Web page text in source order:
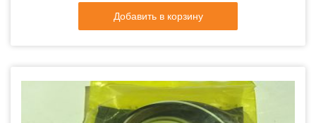
Добавить в корзину